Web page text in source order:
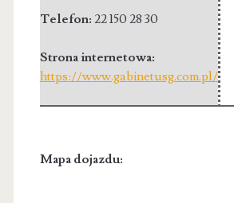
Telefon: 22 150 28 30
Strona internetowa:
https://www.gabinetusg.com.pl/
Mapa dojazdu: